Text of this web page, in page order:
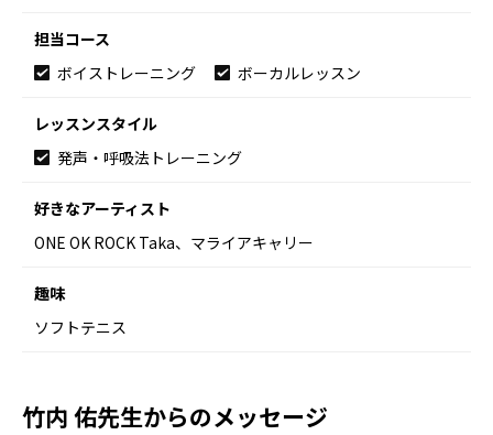
担当コース
ボイストレーニング
ボーカルレッスン
レッスンスタイル
発声・呼吸法トレーニング
好きなアーティスト
ONE OK ROCK Taka、マライアキャリー
趣味
ソフトテニス
竹内 佑先生からのメッセージ